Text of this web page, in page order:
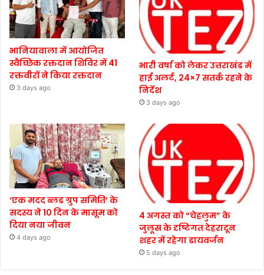
भानियावाला में आयोजित
स्वैच्छिक रक्तदान शिविर में 41
रक्तवीरों ने किया रक्तदान
3 days ago
भारी वर्षा को लेकर उत्तराखंड में
हाई अलर्ट, 24×7 सतर्क रहने के
निर्देश
3 days ago
‘एक मदद ब्लड ग्रुप समिति’ के
सदस्य ने 10 दिन के मासूम को
दिया नया जीवन
4 days ago
4 अगस्त को “चेहलुम” के
जुलूस के दृष्टिगत देहरादून
शहर में रहेगा डायवर्जन
5 days ago